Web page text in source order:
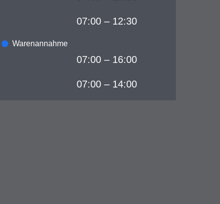
07:00 – 12:30
Warenannahme
07:00 – 16:00
07:00 – 14:00